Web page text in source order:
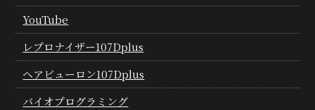
YouTube
レプロナイザー107Dplus
ヘアビューロン107Dplus
バイオプログラミング